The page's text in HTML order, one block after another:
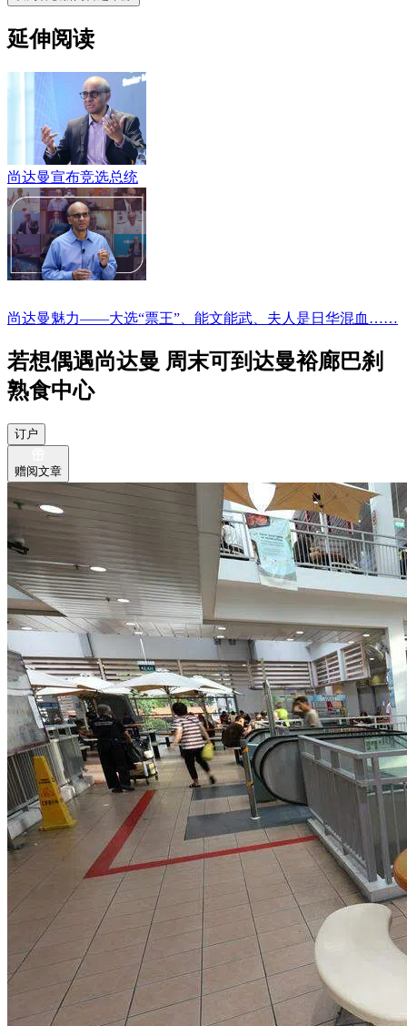
延伸阅读
尚达曼宣布竞选总统
尚达曼魅力——大选“票王”、能文能武、夫人是日华混血……
若想偶遇尚达曼 周末可到达曼裕廊巴刹
熟食中心
订户
赠阅文章